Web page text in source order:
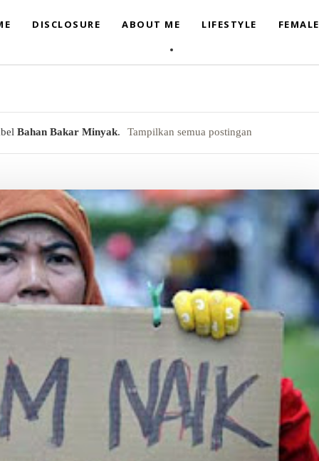
DISCLOSURE ABOUT ME LIFESTYLE FEMALE
Bahan Bakar Minyak. Tampilkan semua postingan